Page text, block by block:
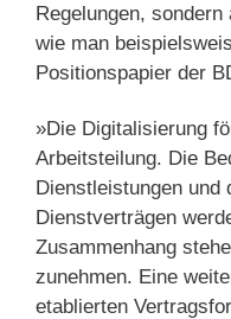
Regelungen,
wie man
Positionspapier der
»Die Digitalisierung
Arbeitsteilung. Die
Dienstleistungen und
Dienstverträgen
Zusammenhang
zunehmen. Eine
etablierten